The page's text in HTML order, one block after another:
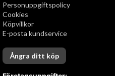
Personuppgiftspolicy
Cookies
Köpvillkor
E-posta kundservice
Ångra ditt köp